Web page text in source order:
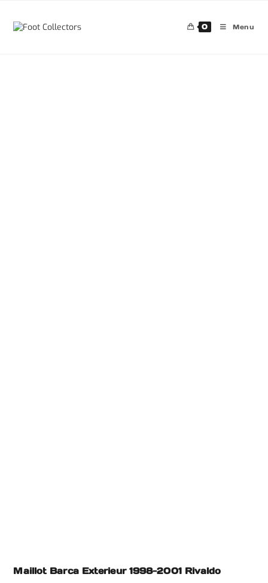
0 Menu
Maillot Barca Exterieur 1998-2001 Rivaldo